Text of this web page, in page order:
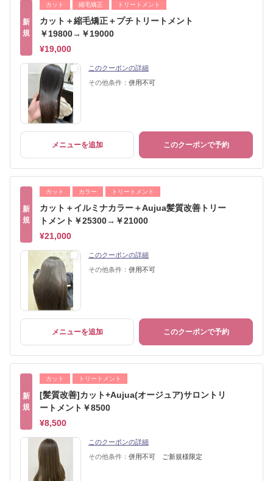
新
規
カット 縮毛矯正 トリートメント
カット＋縮毛矯正＋プチトリートメント
￥19800→￥19000
¥19,000
このクーポンの詳細
その他条件： 併用不可
メニューを追加 このクーポンで予約
新
規
カット カラー トリートメント
カット＋イルミナカラー＋Aujua髪質改善トリー
トメント￥25300→￥21000
¥21,000
このクーポンの詳細
その他条件： 併用不可
メニューを追加 このクーポンで予約
新
規
カット トリートメント
[髪質改善]カット+Aujua(オージュア)サロントリ
ートメント￥8500
¥8,500
このクーポンの詳細
その他条件： 併用不可 ご新規様限定